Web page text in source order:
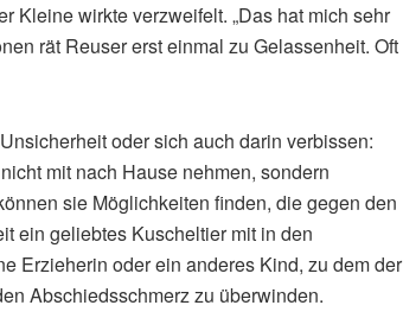
Kleine wirkte verzweifelt. „Das hat mich sehr
rät Reuser erst einmal zu Gelassenheit. Oft
oder sich auch darin verbissen:
mit nach Hause nehmen, sondern
sie Möglichkeiten finden, die gegen den
ein geliebtes Kuscheltier mit in den
Erzieherin oder ein anderes Kind, zu dem der
Abschiedsschmerz zu überwinden.